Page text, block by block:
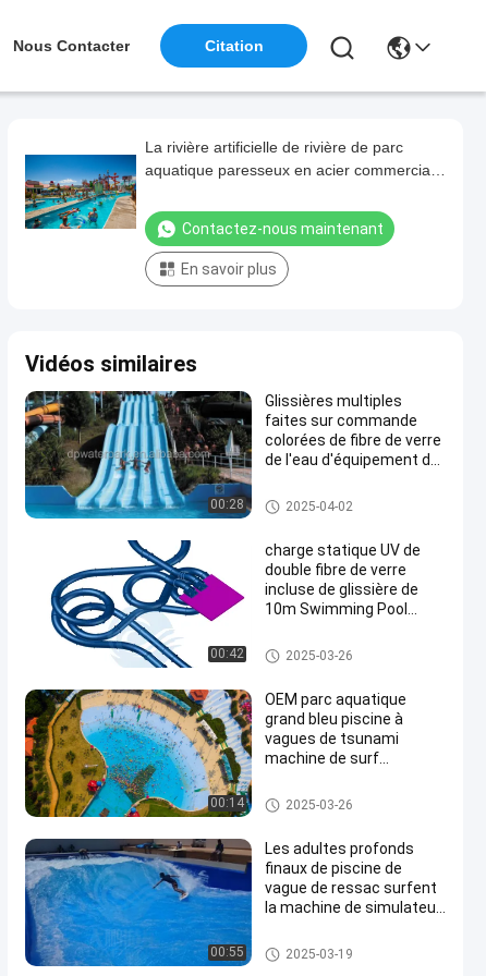
Nous Contacter Citation
La rivière artificielle de rivière de parc
aquatique paresseux en acier commercial
client
Contactez-nous maintenant
En savoir plus
Vidéos similaires
00:28
Glissières multiples
faites sur commande
colorées de fibre de verre
de l'eau d'équipement de
piscine
commerciale/maison
Glissière de parc aquatique
2025-04-02
00:42
charge statique UV de
double fibre de verre
incluse de glissière de
10m Swimming Pool
Glissière d'eau de piscine
2025-03-26
00:14
OEM parc aquatique
grand bleu piscine à
vagues de tsunami
machine de surf
UV à vendre
piscine de vague de ressac
2025-03-26
00:55
Les adultes profonds
finaux de piscine de
vague de ressac surfent
la machine de simulateur
client
piscine de vague de ressac
2025-03-19